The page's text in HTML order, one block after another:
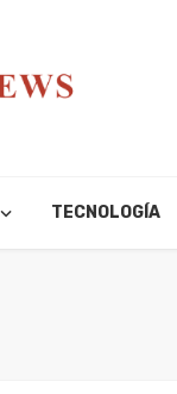
TECNOLOGÍA